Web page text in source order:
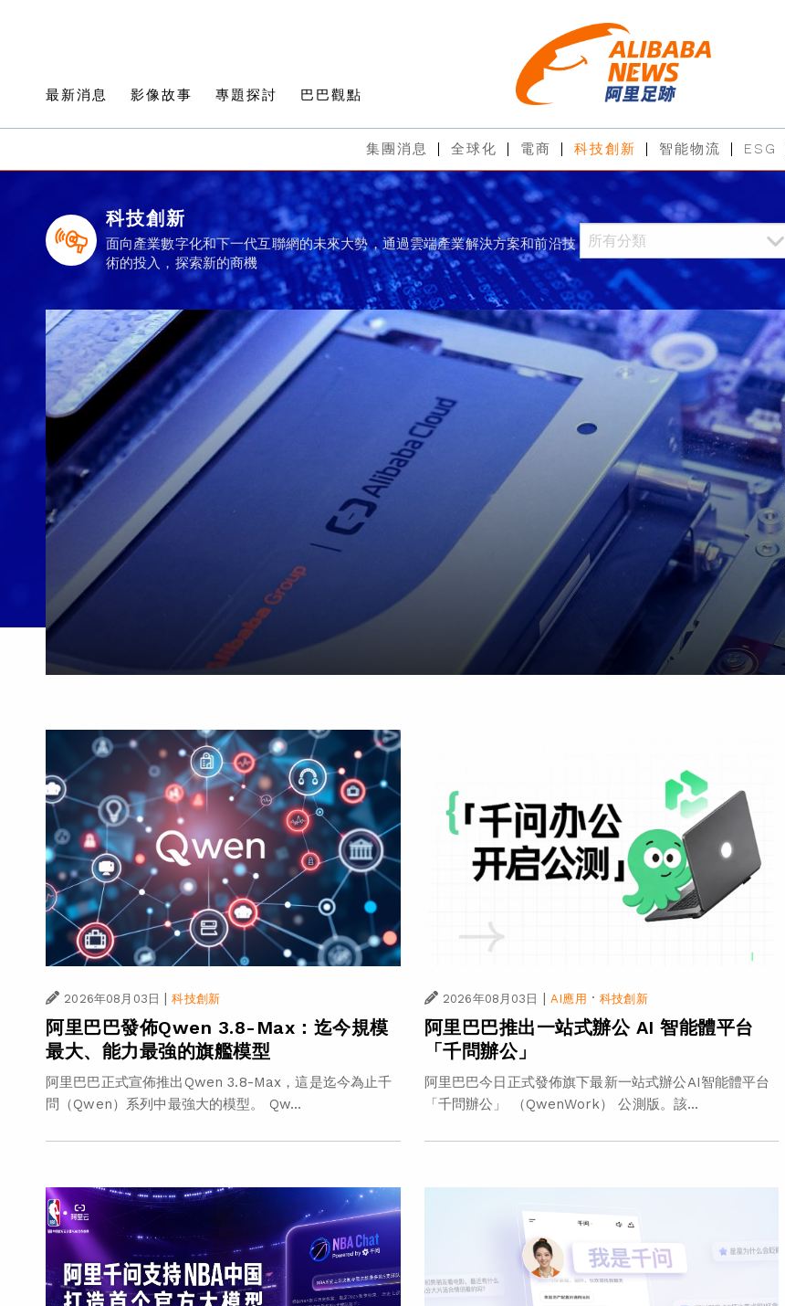
最新消息 影像故事 專題探討 巴巴觀點
集團消息 全球化 電商 科技創新 智能物流 ESG
科技創新
面向產業數字化和下一代互聯網的未來大勢，通過雲端產業解決方案和前沿技
術的投入，探索新的商機
2026年08月03日 | 科技創新
阿里巴巴發佈Qwen 3.8-Max：迄今規模
最大、能力最強的旗艦模型
阿里巴巴正式宣佈推出Qwen 3.8-Max，這是迄今為止千
問（Qwen）系列中最強大的模型。 Qw...
2026年08月03日 | AI應用 ·科技創新
阿里巴巴推出一站式辦公 AI 智能體平台
「千問辦公」
阿里巴巴今日正式發佈旗下最新一站式辦公AI智能體平台
「千問辦公」 （QwenWork） 公測版。該...